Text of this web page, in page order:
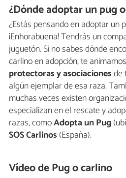
¿Dónde adoptar un pug
¿Estás pensando en adoptar un
¡Enhorabuena! Tendrás un
juguetón. Si no sabes dónde
carlino en adopción, te
protectoras y asociacionesde
algún ejemplar de esa raza.
muchas veces existen
especializan en el rescate y
razas, comoAdopta un Pug
SOS Carlinos (España).
Vídeo de Pug o carlino